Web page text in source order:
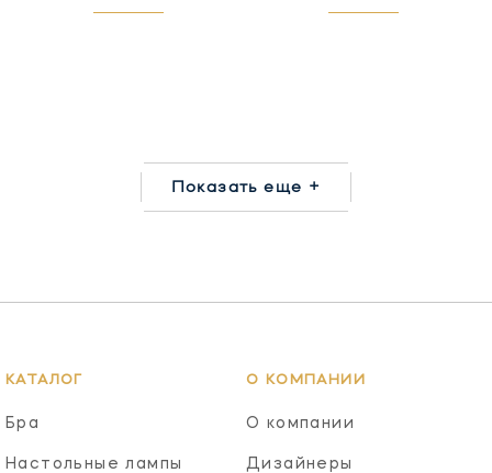
Показать еще +
КАТАЛОГ
Бра
Настольные лампы
О КОМПАНИИ
О компании
Дизайнеры